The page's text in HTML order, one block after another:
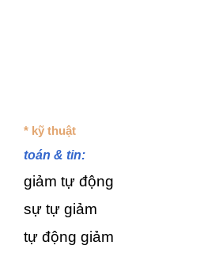
* kỹ thuật
toán & tin:
giảm tự động
sự tự giảm
tự động giảm